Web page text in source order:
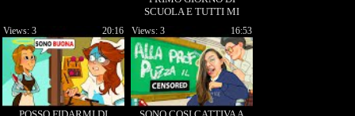
SCUOLA E TUTTI MI
BULLIZZANO! -the sims4
20:16
Views: 3 16:53
Views: 3